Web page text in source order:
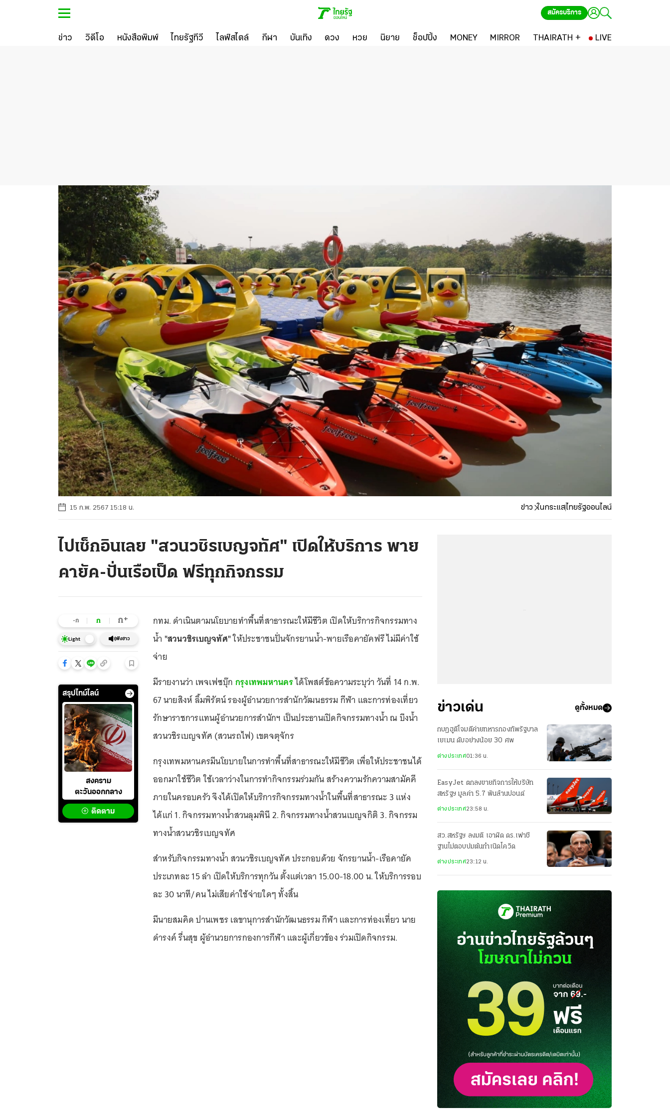
สมัครบริการ
ข่าว วิดีโอ หนังสือพิมพ์ ไทยรัฐทีวี ไลฟ์สไตล์ กีฬา บันเทิง ดวง หวย นิยาย ช็อปปิ้ง MONEY MIRROR THAIRATH + LIVE
15 ก.พ. 2567 15:18 น. ข่าว ในกระแสไทยรัฐออนไลน์
ไปเช็กอินเลย "สวนวชิรเบญจทัศ" เปิดให้บริการ พาย
คายัค-ปั่นเรือเป็ด ฟรีทุกกิจกรรม
-ก ก ก+
Light ฟังข่าว
สรุปไทม์ไลน์
สงคราม
ตะวันออกกลาง
ติดตาม
กทม. ดำเนินตามนโยบายทำพื้นที่สาธารณะให้มีชีวิต เปิดให้บริการกิจกรรมทาง
น้ำ "สวนวชิรเบญจทัศ"ให้ประชาชนปั่นจักรยานน้ำ-พายเรือคายัคฟรี ไม่มีค่าใช้
จ่าย
มีรายงานว่า เพจเฟซบุ๊ก กรุงเทพมหานครได้โพสต์ข้อความระบุว่า วันที่ 14 ก.พ.
67 นายสิงห์ ลิ้มพิรัตน์ รองผู้อำนวยการสำนักวัฒนธรรม กีฬา และการท่องเที่ยว
รักษาราชการแทนผู้อำนวยการสำนักฯ เป็นประธานเปิดกิจกรรมทางน้ำ ณ บึงน้ำ
สวนวชิรเบญจทัศ (สวนรถไฟ) เขตจตุจักร
กรุงเทพมหานครมีนโยบายในการทำพื้นที่สาธารณะให้มีชีวิต เพื่อให้ประชาชนได้
ออกมาใช้ชีวิต ใช้เวลาว่างในการทำกิจกรรมร่วมกัน สร้างความรักความสามัคคี
ภายในครอบครัว จึงได้เปิดให้บริการกิจกรรมทางน้ำในพื้นที่สาธารณะ 3 แห่ง
ได้แก่ 1. กิจกรรมทางน้ำสวนลุมพินี 2. กิจกรรมทางน้ำสวนเบญจกิติ 3. กิจกรรม
ทางน้ำสวนวชิรเบญจทัศ
สำหรับกิจกรรมทางน้ำ สวนวชิรเบญจทัศ ประกอบด้วย จักรยานน้ำ-เรือคายัค
ประเภทละ 15 ลำ เปิดให้บริการทุกวัน ตั้งแต่เวลา 15.00-18.00 น. ให้บริการรอบ
ละ 30 นาที/คน ไม่เสียค่าใช้จ่ายใดๆ ทั้งสิ้น
มีนายสมคิด ปานเพชร เลขานุการสำนักวัฒนธรรม กีฬา และการท่องเที่ยว นาย
ดำรงค์ รื่นสุข ผู้อำนวยการกองการกีฬา และผู้เกี่ยวข้อง ร่วมเปิดกิจกรรม.
ข่าวเด่น ดูทั้งหมด
กบฏฮูตีโจมตีค่ายทหารกองทัพรัฐบาล
เยเมน ดับอย่างน้อย 30 ศพ
ต่างประเทศ01:36 น.
EasyJet ตกลงขายกิจการให้บริษัท
สหรัฐฯ มูลค่า 5.7 พันล้านปอนด์
ต่างประเทศ23:58 น.
สว.สหรัฐฯ ลงมติ เอาผิด ดร.เฟาชี
ฐานไม่ตอบปมต้นกำเนิดโควิด
ต่างประเทศ23:12 น.